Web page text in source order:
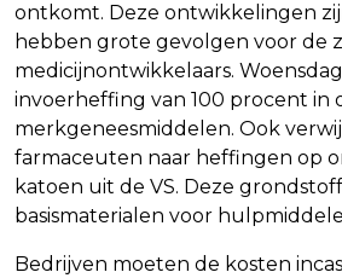
ontkomt. Deze ontwikkelingen
hebben grote gevolgen voor de
medicijnontwikkelaars.
invoerheffing van 100 procent in
merkgeneesmiddelen. Ook
farmaceuten naar heffingen op
katoen uit de VS. Deze
basismaterialen voor
Bedrijven moeten de kosten